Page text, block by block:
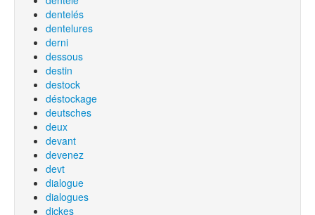
dentelés
dentelures
derni
dessous
destin
destock
déstockage
deutsches
deux
devant
devenez
devt
dialogue
dialogues
dickes